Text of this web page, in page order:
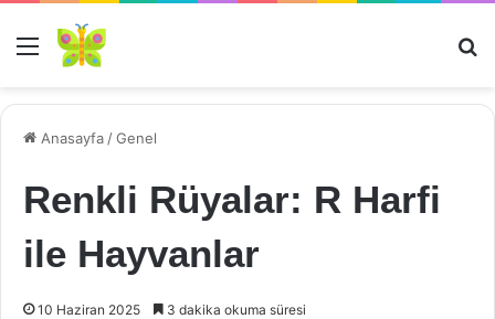
Menü
Anasayfa /Genel
Renkli Rüyalar: R Harfi
ile Hayvanlar
10 Haziran 2025 3 dakika okuma süresi